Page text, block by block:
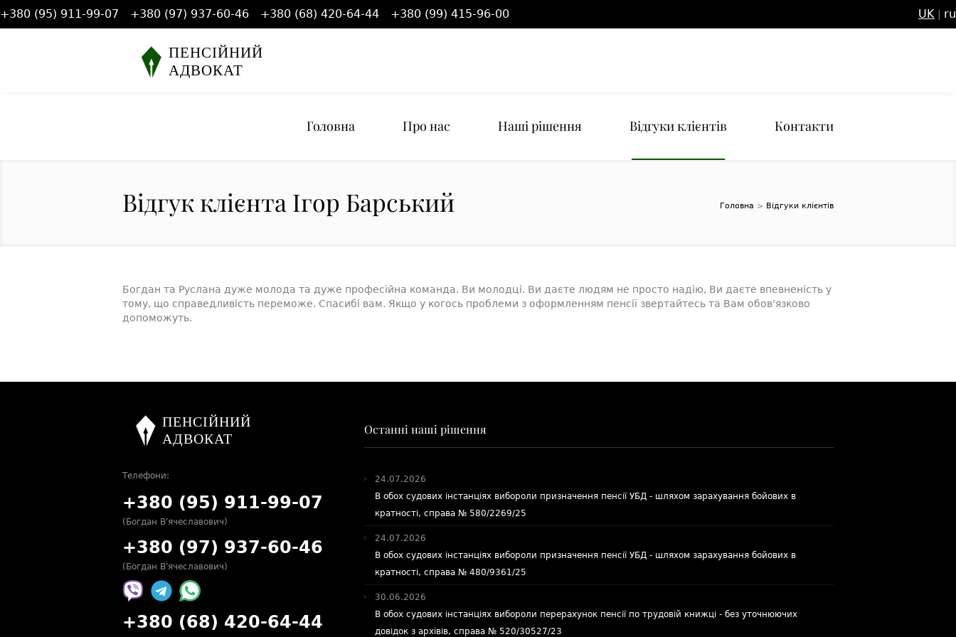
+380 (95) 911-99-07 +380 (97) 937-60-46 +380 (68) 420-64-44 +380 (99) 415-96-00 UK ru
Головна Про нас Наші рішення Відгуки клієнтів Контакти
Відгук клієнта Ігор Барський Головна > Відгуки клієнтів
Богдан та Руслана дуже молода та дуже професійна команда. Ви молодці. Ви даєте людям не просто надію, Ви даєте впевненість у
тому, що справедливість переможе. Спасибі вам. Якщо у когось проблеми з оформленням пенсії звертайтесь та Вам обов'язково
допоможуть.
Телефони:
+380 (95) 911-99-07
(Богдан В'ячеславович)
+380 (97) 937-60-46
(Богдан В'ячеславович)
+380 (68) 420-64-44
Останні наші рішення
24.07.2026
В обох судових інстанціях вибороли призначення пенсії УБД - шляхом зарахування бойових в
кратності, справа № 580/2269/25
24.07.2026
В обох судових інстанціях вибороли призначення пенсії УБД - шляхом зарахування бойових в
кратності, справа № 480/9361/25
30.06.2026
В обох судових інстанціях вибороли перерахунок пенсії по трудовій книжці - без уточнюючих
довідок з архівів, справа № 520/30527/23